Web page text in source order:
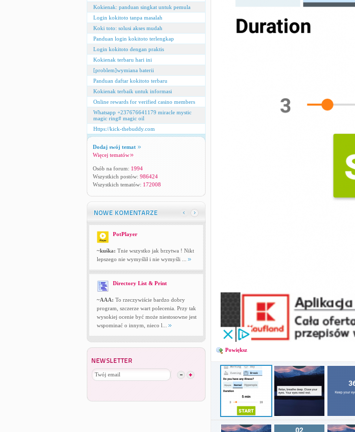
Kokienak: panduan singkat untuk pemula
Login kokitoto tanpa masalah
Koki toto: solusi akses mudah
Panduan login kokitoto terlengkap
Login kokitoto dengan praktis
Kokienak terbaru hari ini
[problem]wymiana baterii
Panduan daftar kokitoto terbaru
Kokienak terbaik untuk informasi
Online rewards for verified casino members
Whatsapp +237676641179 miracle mystic
magic ring# magic oil
Https://kick-thebuddy.com
Dodaj swój temat
Więcej tematów
Osób na forum: 1994
Wszystkich postów: 986424
Wszystkich tematów: 172008
PotPlayer
~kuśka: Tnie wszystko jak brzytwa ! Nikt
lepszego nie wymyślił i nie wymyśli ...
Directory List & Print
~AAA: To rzeczywiście bardzo dobry
program, szczerze wart polecenia. Przy tak
wysokiej ocenie być może niestosowne jest
wspominać o innym, nieco l...
Powiększ